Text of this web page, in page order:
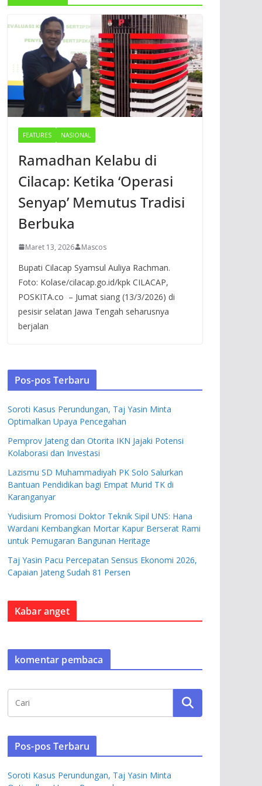
FEATURES NASIONAL
Ramadhan Kelabu di
Cilacap: Ketika ‘Operasi
Senyap’ Memutus Tradisi
Berbuka
Maret 13, 2026 Mascos
Bupati Cilacap Syamsul Auliya Rachman.
Foto: Kolase/cilacap.go.id/kpk CILACAP,
POSKITA.co – Jumat siang (13/3/2026) di
pesisir selatan Jawa Tengah seharusnya
berjalan
Pos-pos Terbaru
Soroti Kasus Perundungan, Taj Yasin Minta
Optimalkan Upaya Pencegahan
Pemprov Jateng dan Otorita IKN Jajaki Potensi
Kolaborasi dan Investasi
Lazismu SD Muhammadiyah PK Solo Salurkan
Bantuan Pendidikan bagi Empat Murid TK di
Karanganyar
Yudisium Promosi Doktor Teknik Sipil UNS: Hana
Wardani Kembangkan Mortar Kapur Berserat Rami
untuk Pemugaran Bangunan Heritage
Taj Yasin Pacu Percepatan Sensus Ekonomi 2026,
Capaian Jateng Sudah 81 Persen
Kabar anget
komentar pembaca
Pos-pos Terbaru
Soroti Kasus Perundungan, Taj Yasin Minta